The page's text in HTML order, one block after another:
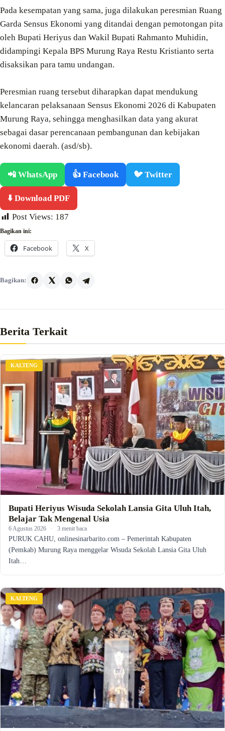
Pada kesempatan yang sama, juga dilakukan peresmian Ruang
Garda Sensus Ekonomi yang ditandai dengan pemotongan pita
oleh Bupati Heriyus dan Wakil Bupati Rahmanto Muhidin,
didampingi Kepala BPS Murung Raya Restu Kristianto serta
disaksikan para tamu undangan.
Peresmian ruang tersebut diharapkan dapat mendukung
kelancaran pelaksanaan Sensus Ekonomi 2026 di Kabupaten
Murung Raya, sehingga menghasilkan data yang akurat
sebagai dasar perencanaan pembangunan dan kebijakan
ekonomi daerah. (asd/sb).
📲 WhatsApp 👍 Facebook 🐦 Twitter
⬇️ Download PDF
Post Views: 187
Bagikan ini:
Facebook X
Bagikan:
Berita Terkait
KALTENG
Bupati Heriyus Wisuda Sekolah Lansia Gita Uluh Itah,
Belajar Tak Mengenal Usia
6 Agustus 2026 · 3 menit baca
PURUK CAHU, onlinesinarbarito.com – Pemerintah Kabupaten
(Pemkab) Murung Raya menggelar Wisuda Sekolah Lansia Gita Uluh
Itah…
KALTENG